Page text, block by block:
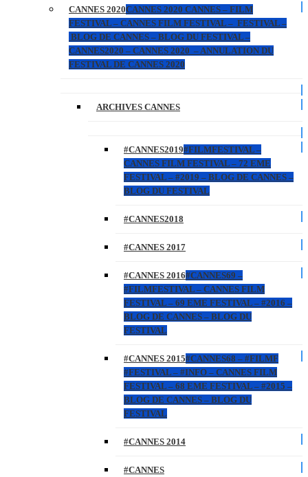
CANNES 2020CANNES 2020 CANNES – FILM
FESTIVAL – CANNES FILM FESTIVAL – FESTIVAL –
BLOG DE CANNES – BLOG DU FESTIVAL –
CANNES2020 – CANNES 2020 – ANNULATION DU
FESTIVAL DE CANNES 2020
ARCHIVES CANNES
#CANNES2019#FILMFESTIVAL –
CANNES FILM FESTIVAL – 72 EME
FESTIVAL – #2019 – BLOG DE CANNES –
BLOG DU FESTIVAL
#CANNES2018
#CANNES 2017
#CANNES 2016#CANNES69 –
#FILMFESTIVAL – CANNES FILM
FESTIVAL – 69 EME FESTIVAL – #2016 –
BLOG DE CANNES – BLOG DU
FESTIVAL
#CANNES 2015#CANNES68 – #FILMF
#FESTIVAL – #INFO – CANNES FILM
FESTIVAL – 68 EME FESTIVAL – #2015 –
BLOG DE CANNES – BLOG DU
FESTIVAL
#CANNES 2014
#CANNES